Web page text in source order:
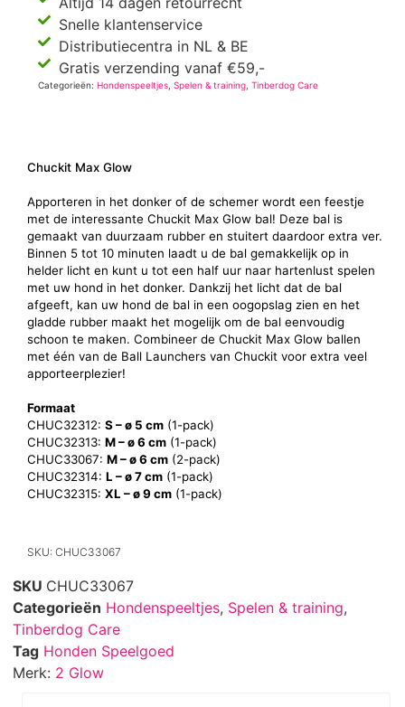
Snelle klantenservice
Distributiecentra in NL & BE
Gratis verzending vanaf €59,-
Categorieën:Hondenspeeltjes ,Spelen & training ,Tinberdog Care
Chuckit Max Glow
Apporteren in het donker of de schemer wordt een feestje
met de interessante Chuckit Max Glow bal! Deze bal is
gemaakt van duurzaam rubber en stuitert daardoor extra ver.
Binnen 5 tot 10 minuten laadt u de bal gemakkelijk op in
helder licht en kunt u tot een half uur naar hartenlust spelen
met uw hond in het donker. Dankzij het licht dat de bal
afgeeft, kan uw hond de bal in een oogopslag zien en het
gladde rubber maakt het mogelijk om de bal eenvoudig
schoon te maken. Combineer de Chuckit Max Glow ballen
met één van de Ball Launchers van Chuckit voor extra veel
apporteerplezier!
Formaat
CHUC32312: S – ø 5 cm (1-pack)
CHUC32313: M – ø 6 cm (1-pack)
CHUC33067: M – ø 6 cm (2-pack)
CHUC32314: L – ø 7 cm (1-pack)
CHUC32315: XL – ø 9 cm (1-pack)
SKU: CHUC33067
SKU CHUC33067
Categorieën Hondenspeeltjes, Spelen & training,
Tinberdog Care
Tag Honden Speelgoed
Merk: 2 Glow